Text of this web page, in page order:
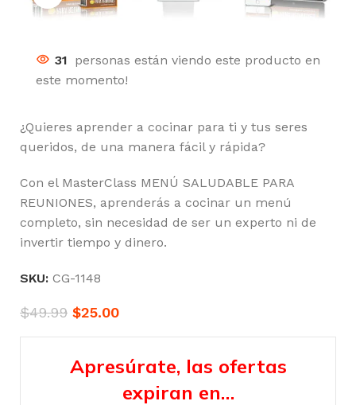
31 personas están viendo este producto en
este momento!
¿Quieres aprender a cocinar para ti y tus seres
queridos, de una manera fácil y rápida?
Con el MasterClass MENÚ SALUDABLE PARA
REUNIONES, aprenderás a cocinar un menú
completo, sin necesidad de ser un experto ni de
invertir tiempo y dinero.
SKU: CG-1148
$49.99 $25.00
Apresúrate, las ofertas
expiran en…